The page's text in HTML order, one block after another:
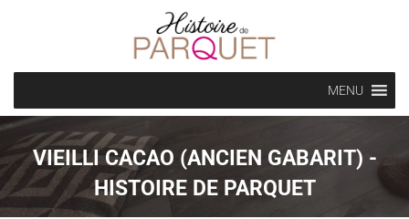
MENU
VIEILLI CACAO (ANCIEN GABARIT) -
HISTOIRE DE PARQUET